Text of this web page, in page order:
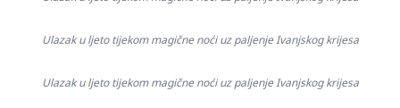
Ulazak u ljeto tijekom magične noći uz paljenje Ivanjskog krijesa
Ulazak u ljeto tijekom magične noći uz paljenje Ivanjskog krijesa